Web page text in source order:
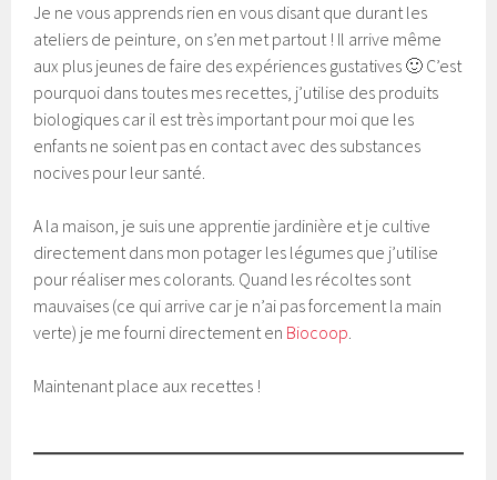
Je ne vous apprends rien en vous disant que durant les
ateliers de peinture, on s’en met partout ! Il arrive même
aux plus jeunes de faire des expériences gustatives 🙂 C’est
pourquoi dans toutes mes recettes, j’utilise des produits
biologiques car il est très important pour moi que les
enfants ne soient pas en contact avec des substances
nocives pour leur santé.
A la maison, je suis une apprentie jardinière et je cultive
directement dans mon potager les légumes que j’utilise
pour réaliser mes colorants. Quand les récoltes sont
mauvaises (ce qui arrive car je n’ai pas forcement la main
verte) je me fourni directement en Biocoop.
Maintenant place aux recettes !